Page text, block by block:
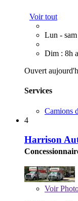
Voir tout
Lun -
Dim : 8h
Ouvert
Services
Camions
4
Harrison
Voir